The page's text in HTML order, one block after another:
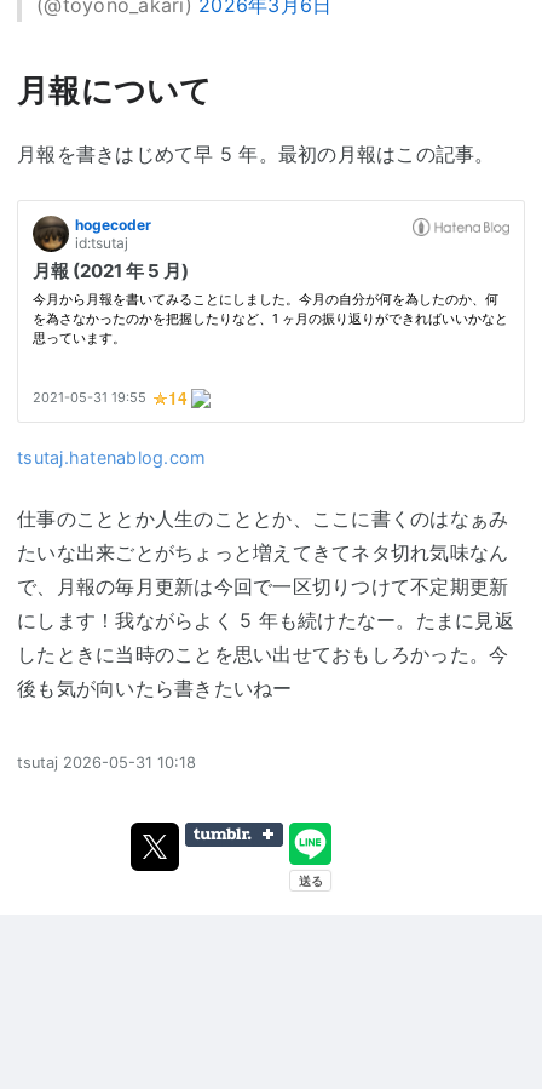
(@toyono_akari) 2026年3月6日
月報について
月報を書きはじめて早 5 年。最初の月報はこの記事。
tsutaj.hatenablog.com
仕事のこととか人生のこととか、ここに書くのはなぁみ
たいな出来ごとがちょっと増えてきてネタ切れ気味なん
で、月報の毎月更新は今回で一区切りつけて不定期更新
にします！我ながらよく 5 年も続けたなー。たまに見返
したときに当時のことを思い出せておもしろかった。今
後も気が向いたら書きたいねー
tsutaj 2026-05-31 10:18